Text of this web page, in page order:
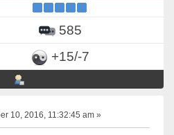
585
+15/-7
10, 2016, 11:32:45 am »